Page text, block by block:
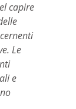
capire
Le
e